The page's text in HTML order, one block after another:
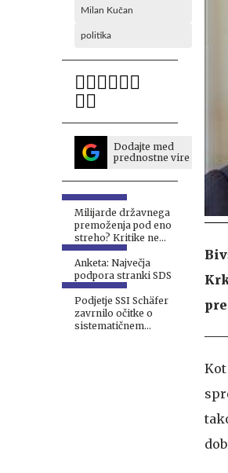
Milan Kučan
politika
Dodajte med
prednostne vire
Milijarde državnega
premoženja pod eno
streho? Kritike ne
pojenjajo.
Anketa: Največja
podpora stranki SDS
Podjetje SSI Schäfer
zavrnilo očitke o
sistematičnem